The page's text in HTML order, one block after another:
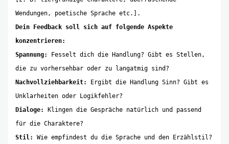
Wendungen, poetische Sprache etc.].
Dein Feedback soll sich auf folgende Aspekte
konzentrieren:
Spannung:
Fesselt dich die Handlung? Gibt es Stellen,
die zu vorhersehbar oder zu langatmig sind?
Nachvollziehbarkeit:
Ergibt die Handlung Sinn? Gibt es
Unklarheiten oder Logikfehler?
Dialoge:
Klingen die Gespräche natürlich und passend
für die Charaktere?
Stil:
Wie empfindest du die Sprache und den Erzählstil?